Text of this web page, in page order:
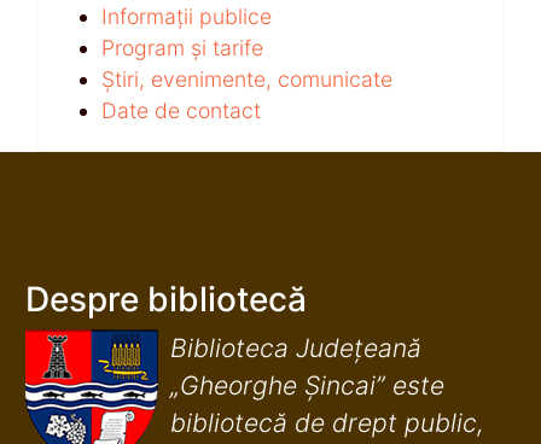
Informații publice
Program și tarife
Știri, evenimente, comunicate
Date de contact
Despre bibliotecă
Biblioteca Județeană
„Gheorghe Șincai” este
bibliotecă de drept public,